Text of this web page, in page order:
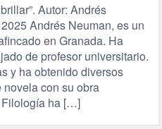
Autor: Andrés
Andrés Neuman, es un
en Granada. Ha
de profesor universitario.
y ha obtenido diversos
con su obra
Filología ha […]